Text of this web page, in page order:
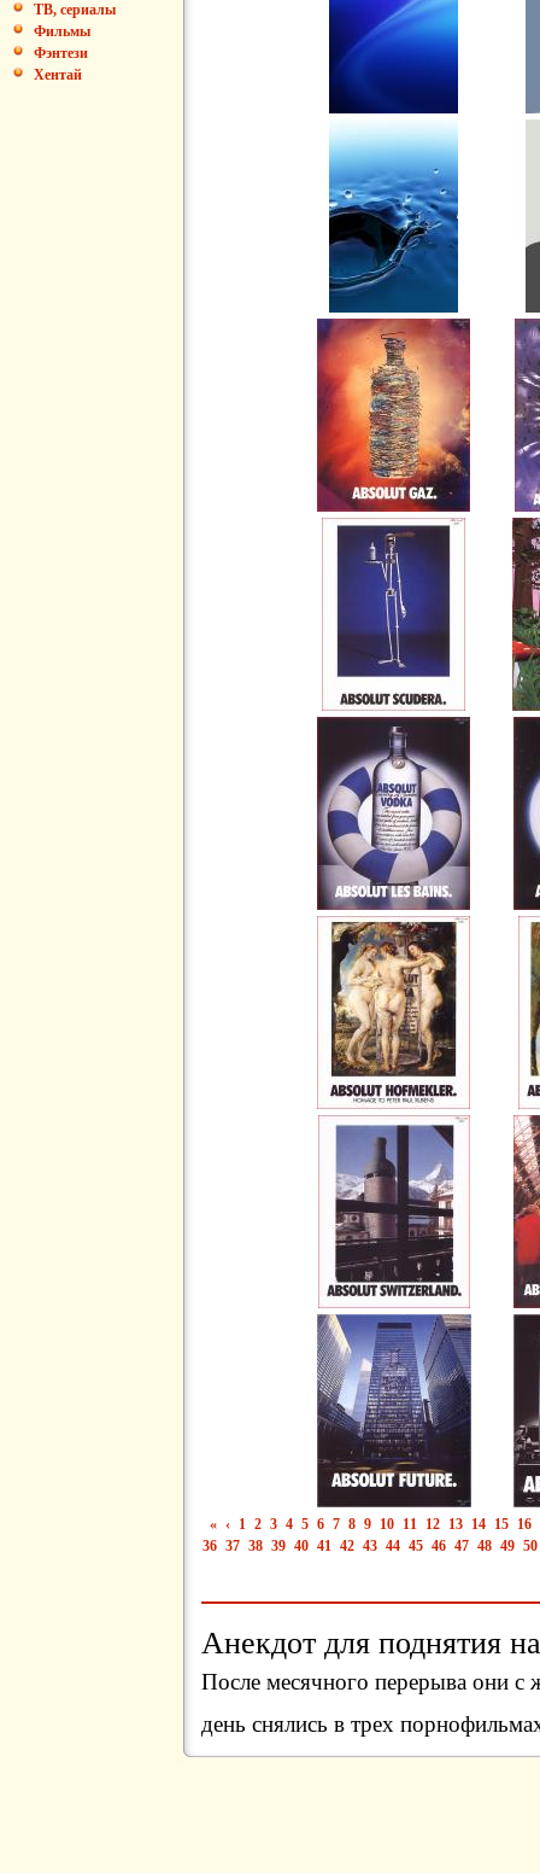
ТВ, сериалы
Фильмы
Фэнтези
Хентай
« ‹ 1 2 3 4 5 6 7 8 9 10 11 12 13 14 15 16
36 37 38 39 40 41 42 43 44 45 46 47 48 49 50
Анекдот для поднятия
После месячного перерыва они с
день снялись в трех